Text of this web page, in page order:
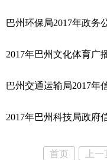
巴州环保局2017年政务
巴州交通运输局2017年
首页 上